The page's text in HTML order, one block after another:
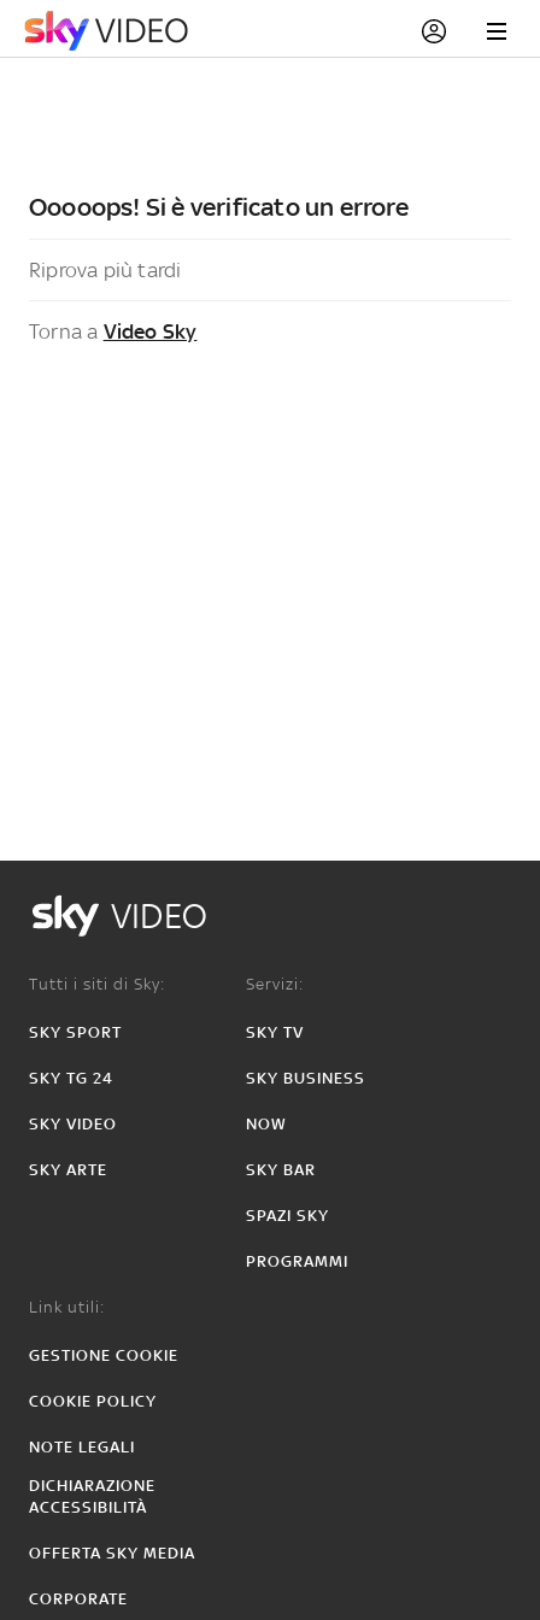
Ooooops! Si è verificato un errore
Riprova più tardi
Torna a Video Sky
VIDEO
Tutti i siti di Sky:
SKY SPORT
SKY TG 24
SKY VIDEO
SKY ARTE
Servizi:
SKY TV
SKY BUSINESS
NOW
SKY BAR
SPAZI SKY
PROGRAMMI
Link utili:
GESTIONE COOKIE
COOKIE POLICY
NOTE LEGALI
DICHIARAZIONE
ACCESSIBILITÀ
OFFERTA SKY MEDIA
CORPORATE